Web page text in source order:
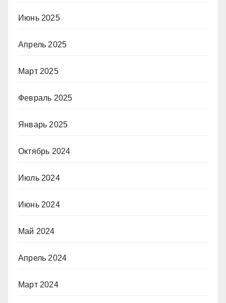
Июнь 2025
Апрель 2025
Март 2025
Февраль 2025
Январь 2025
Октябрь 2024
Июль 2024
Июнь 2024
Май 2024
Апрель 2024
Март 2024